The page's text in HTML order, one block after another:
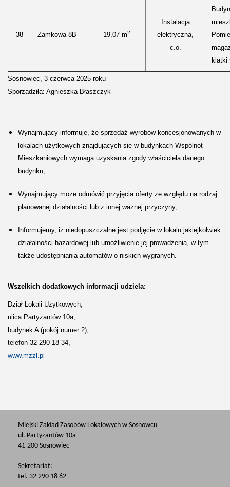
38 Zamkowa 8B 19,07 m2
Instalacja
elektryczna,
c.o.
klatki
Sosnowiec, 3 czerwca 2025 roku
Sporządziła: Agnieszka Błaszczyk
Wynajmujący informuje, że sprzedaż wyrobów koncesjonowanych w
lokalach użytkowych znajdujących się w budynkach Wspólnot
Mieszkaniowych wymaga uzyskania zgody właściciela danego
budynku;
Wynajmujący może odmówić przyjęcia oferty ze względu na rodzaj
planowanej działalności lub z innej ważnej przyczyny;
Informujemy, iż niedopuszczalne jest podjęcie w lokalu jakiejkolwiek
działalności hazardowej lub umożliwienie jej prowadzenia, w tym
także udostępniania automatów o niskich wygranych.
Wszelkich dodatkowych informacji udziela:
Dział Lokali Użytkowych,
ulica Partyzantów 10a,
budynek A (pokój numer 2),
telefon 32 290 18 34,
www.mzzl.pl
Miejski Zakład Zasobów Lokalowych w Sosnowcu
ul. Partyzantów 10a
41-200 Sosnowiec
Sekretariat:
tel. 32 290 18 62